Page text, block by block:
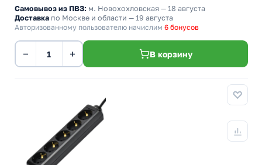
Самовывоз из ПВЗ: м. Новохохловская — 18 августа
Доставка по Москве и области — 19 августа
Авторизованному пользователю начислим 6 бонусов
− + В корзину